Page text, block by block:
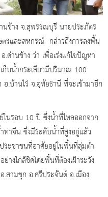
ช้าง จ.สุพรรณบุรี นายประภัตร
ตรและสหกรณ์ กล่าวถึงการลงพื้น
ด่านช้าง ว่า​ เพื่อเร่งแก้ไขปัญหา
ก็บน้ำกระเสียวมีปริมาณ 100
.บ้านไร่ จ.อุทัยธานี ที่จะเข้ามาอีก
นรอบ 10 ปี ซึ่งน้ำที่ไหลออกจาก
ท่าจีน ซึ่งมีระดับน้ำที่สูงอยู่แล้ว
ระชาชนที่อาศัยอยู่ในพื้นที่ลุ่มต่ำ
างใกล้ชิดโดยพื้นที่ต้องเฝ้าระวัง
สามชุก อ.ศรีประจันต์ อ.เมือง